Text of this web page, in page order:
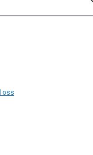
oss